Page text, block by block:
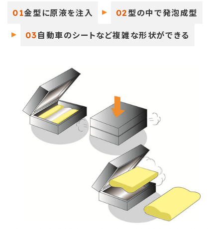
01金型に原液を注入 02型の中で発泡成型
03自動車のシートなど複雑な形状ができる